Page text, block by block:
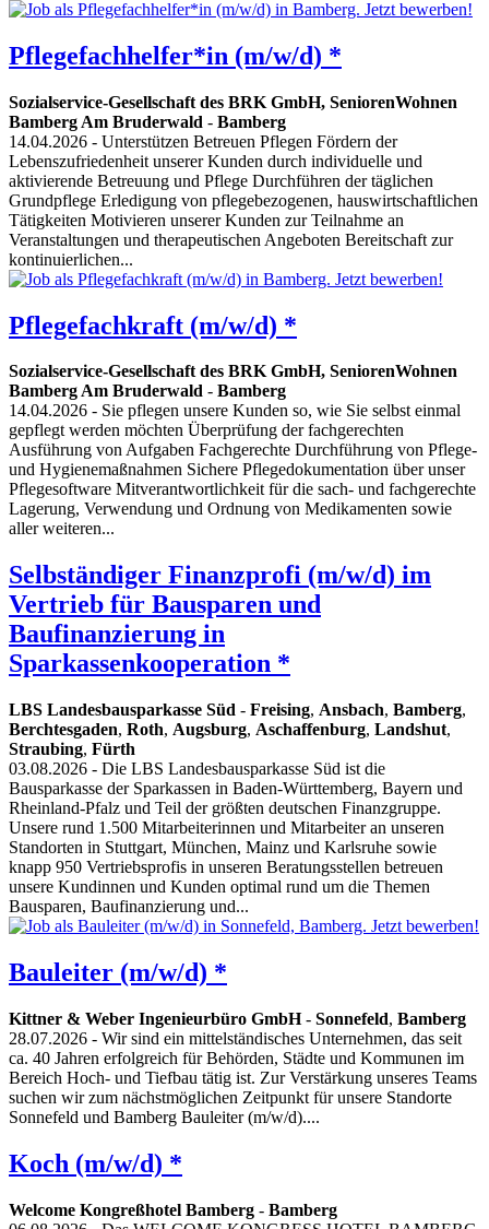
Pflegefachhelfer*in (m/w/d) *
Sozialservice-Gesellschaft des BRK GmbH, SeniorenWohnen
Bamberg Am Bruderwald - Bamberg
14.04.2026 - Unterstützen Betreuen Pflegen Fördern der
Lebenszufriedenheit unserer Kunden durch individuelle und
aktivierende Betreuung und Pflege Durchführen der täglichen
Grundpflege Erledigung von pflegebezogenen, hauswirtschaftlichen
Tätigkeiten Motivieren unserer Kunden zur Teilnahme an
Veranstaltungen und therapeutischen Angeboten Bereitschaft zur
kontinuierlichen...
Pflegefachkraft (m/w/d) *
Sozialservice-Gesellschaft des BRK GmbH, SeniorenWohnen
Bamberg Am Bruderwald - Bamberg
14.04.2026 - Sie pflegen unsere Kunden so, wie Sie selbst einmal
gepflegt werden möchten Überprüfung der fachgerechten
Ausführung von Aufgaben Fachgerechte Durchführung von Pflege-
und Hygienemaßnahmen Sichere Pflegedokumentation über unser
Pflegesoftware Mitverantwortlichkeit für die sach- und fachgerechte
Lagerung, Verwendung und Ordnung von Medikamenten sowie
aller weiteren...
Selbständiger Finanzprofi (m/w/d) im
Vertrieb für Bausparen und
Baufinanzierung in
Sparkassenkooperation *
LBS Landesbausparkasse Süd - Freising, Ansbach, Bamberg,
Berchtesgaden, Roth, Augsburg, Aschaffenburg, Landshut,
Straubing, Fürth
03.08.2026 - Die LBS Landesbausparkasse Süd ist die
Bausparkasse der Sparkassen in Baden-Württemberg, Bayern und
Rheinland-Pfalz und Teil der größten deutschen Finanzgruppe.
Unsere rund 1.500 Mitarbeiterinnen und Mitarbeiter an unseren
Standorten in Stuttgart, München, Mainz und Karlsruhe sowie
knapp 950 Vertriebsprofis in unseren Beratungsstellen betreuen
unsere Kundinnen und Kunden optimal rund um die Themen
Bausparen, Baufinanzierung und...
Bauleiter (m/w/d) *
Kittner & Weber Ingenieurbüro GmbH- Sonnefeld, Bamberg
28.07.2026 - Wir sind ein mittelständisches Unternehmen, das seit
ca. 40 Jahren erfolgreich für Behörden, Städte und Kommunen im
Bereich Hoch- und Tiefbau tätig ist. Zur Verstärkung unseres Teams
suchen wir zum nächstmöglichen Zeitpunkt für unsere Standorte
Sonnefeld und Bamberg Bauleiter (m/w/d)....
Koch (m/w/d) *
Welcome Kongreßhotel Bamberg - Bamberg